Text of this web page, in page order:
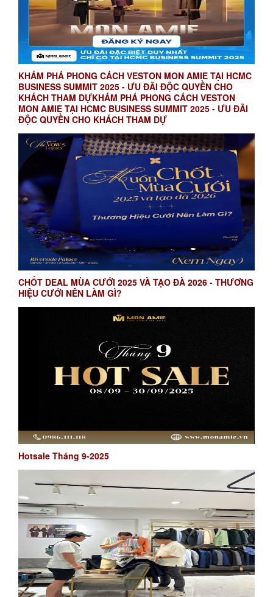
KHÁM PHÁ PHONG CÁCH VESTON MON AMIE TẠI HCMC
BUSINESS SUMMIT 2025 - ƯU ĐÃI ĐỘC QUYỀN CHO
KHÁCH THAM DỰKHÁM PHÁ PHONG CÁCH VESTON
MON AMIE TẠI HCMC BUSINESS SUMMIT 2025 - ƯU ĐÃI
ĐỘC QUYỀN CHO KHÁCH THAM DỰ
CHỐT DEAL MÙA CƯỚI 2025 VÀ TẠO ĐÀ 2026 - THƯƠNG
HIỆU CƯỚI NÊN LÀM GÌ?
Hotsale Tháng 9-2025